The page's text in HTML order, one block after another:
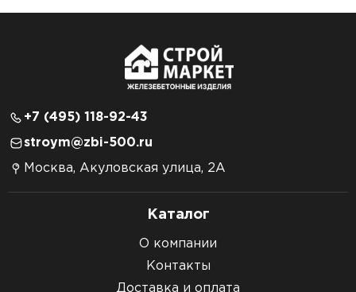
+7 (495) 118-92-43
stroym@zbi-500.ru
Москва, Акуловская улица, 2А
Каталог
О компании
Контакты
Доставка и оплата